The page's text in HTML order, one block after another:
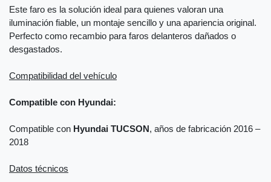
Este faro es la solución ideal para quienes valoran una
iluminación fiable, un montaje sencillo y una apariencia original.
Perfecto como recambio para faros delanteros dañados o
desgastados.
Compatibilidad del vehículo
Compatible con Hyundai:
Compatible con Hyundai TUCSON , años de fabricación 2016 –
2018
Datos técnicos